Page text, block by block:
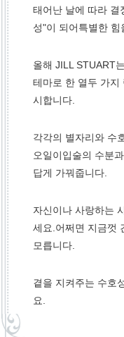
태어난 날에 따라 결
성"이 되어특별한 힘
올해 JILL STUART
테마로 한 열두 가지
시합니다.
각각의 별자리와 수
오일이입술의 수분
답게 가꿔줍니다.
자신이나 사랑하는
세요.어쩌면 지금껏
모릅니다.
곁을 지켜주는 수호
요.